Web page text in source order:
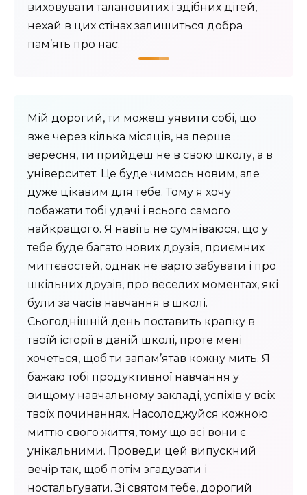
виховувати талановитих і здібних дітей,
нехай в цих стінах залишиться добра
пам’ять про нас.
Мій дорогий, ти можеш уявити собі, що
вже через кілька місяців, на перше
вересня, ти прийдеш не в свою школу, а в
університет. Це буде чимось новим, але
дуже цікавим для тебе. Тому я хочу
побажати тобі удачі і всього самого
найкращого. Я навіть не сумніваюся, що у
тебе буде багато нових друзів, приємних
миттєвостей, однак не варто забувати і про
шкільних друзів, про веселих моментах, які
були за часів навчання в школі.
Сьогоднішній день поставить крапку в
твоїй історії в даній школі, проте мені
хочеться, щоб ти запам’ятав кожну мить. Я
бажаю тобі продуктивної навчання у
вищому навчальному закладі, успіхів у всіх
твоїх починаннях. Насолоджуйся кожною
миттю свого життя, тому що всі вони є
унікальними. Проведи цей випускний
вечір так, щоб потім згадувати і
ностальгувати. Зі святом тебе, дорогий